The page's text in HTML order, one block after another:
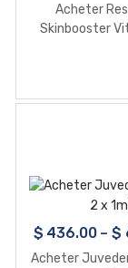
Acheter
Skinbooster
$ 436.00– $
Acheter